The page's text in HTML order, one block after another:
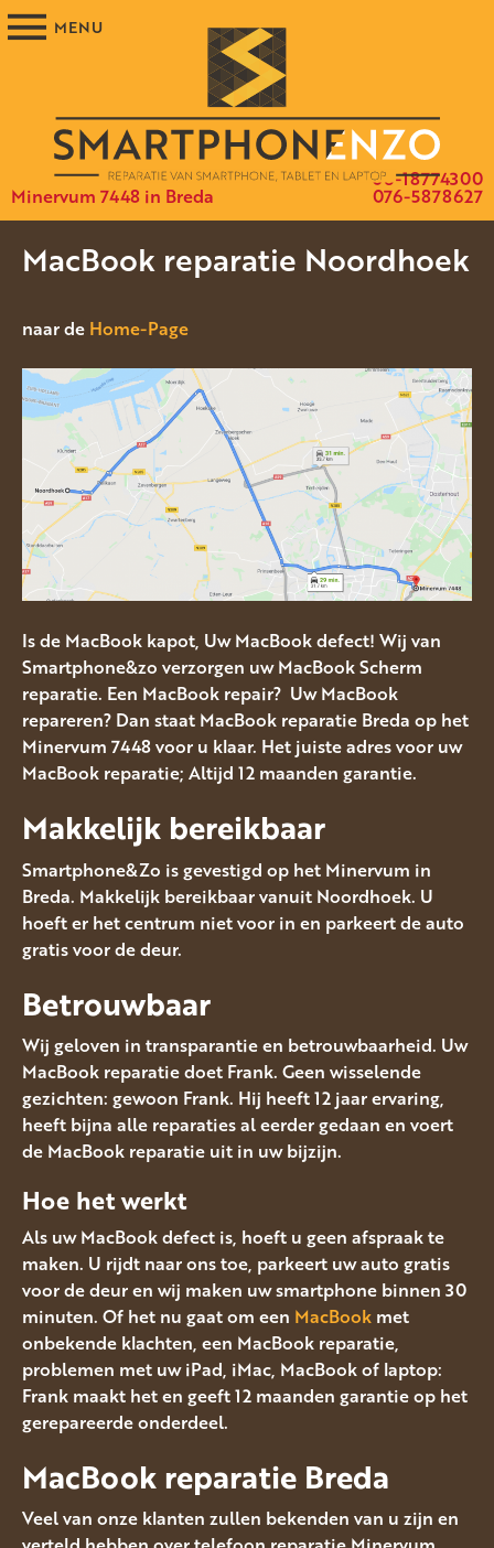
Minervum 7448 in Breda 076-5878627
06-18774300
MacBook reparatie Noordhoek
naar de Home-Page
Is de MacBook kapot, Uw MacBook defect! Wij van
Smartphone&zo verzorgen uw MacBook Scherm
reparatie. Een MacBook repair? Uw MacBook
repareren? Dan staat MacBook reparatie Breda op het
Minervum 7448 voor u klaar. Het juiste adres voor uw
MacBook reparatie; Altijd 12 maanden garantie.
Makkelijk bereikbaar
Smartphone&Zo is gevestigd op het Minervum in
Breda. Makkelijk bereikbaar vanuit Noordhoek. U
hoeft er het centrum niet voor in en parkeert de auto
gratis voor de deur.
Betrouwbaar
Wij geloven in transparantie en betrouwbaarheid. Uw
MacBook reparatie doet Frank. Geen wisselende
gezichten: gewoon Frank. Hij heeft 12 jaar ervaring,
heeft bijna alle reparaties al eerder gedaan en voert
de MacBook reparatie uit in uw bijzijn.
Hoe het werkt
Als uw MacBook defect is, hoeft u geen afspraak te
maken. U rijdt naar ons toe, parkeert uw auto gratis
voor de deur en wij maken uw smartphone binnen 30
minuten. Of het nu gaat om een MacBook met
onbekende klachten, een MacBook reparatie,
problemen met uw iPad, iMac, MacBook of laptop:
Frank maakt het en geeft 12 maanden garantie op het
gerepareerde onderdeel.
MacBook reparatie Breda
Veel van onze klanten zullen bekenden van u zijn en